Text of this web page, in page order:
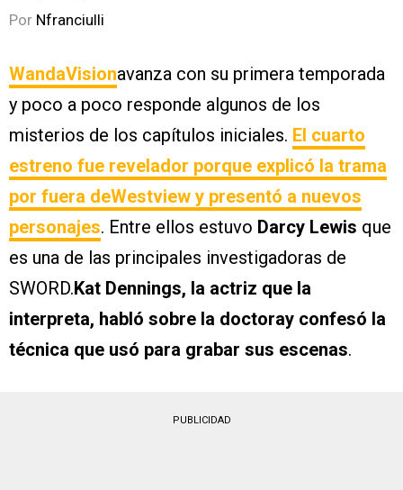
Por Nfranciulli
WandaVisionavanza con su primera temporada
y poco a poco responde algunos de los
misterios de los capítulos iniciales. El cuarto
estreno fue revelador porque explicó la trama
por fuera deWestview y presentó a nuevos
personajes. Entre ellos estuvo Darcy Lewis que
es una de las principales investigadoras de
SWORD.Kat Dennings, la actriz que la
interpreta, habló sobre la doctoray confesó la
técnica que usó para grabar sus escenas.
PUBLICIDAD